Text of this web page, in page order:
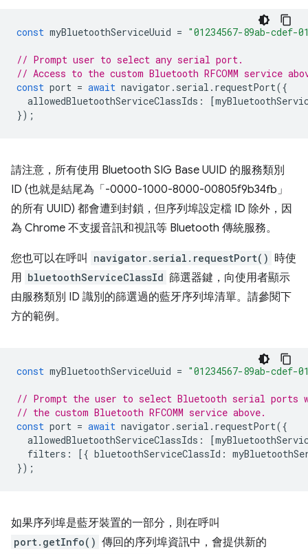
const myBluetoothServiceUuid = "01234567-89ab-cdef-
// Prompt user to select any serial port.
// Access to the custom Bluetooth RFCOMM service
const port = await navigator . serial . requestPort({
allowedBluetoothServiceClassIds : [
});
請注意，所有使用 Bluetooth SIG Base UUID 的服務類別
ID (也就是結尾為「-0000-1000-8000-00805f9b34fb」
的所有 UUID) 都會遭到封鎖，但序列埠設定檔 ID 除外，因
為 Chrome 不支援音訊和視訊等 Bluetooth 傳統服務。
您也可以在呼叫 navigator.serial.requestPort() 時使
用 bluetoothServiceClassId 篩選器鍵，向使用者顯示
由服務類別 ID 識別的篩選過的藍牙序列埠清單。請參閱下
方的範例。
const myBluetoothServiceUuid = "01234567-89ab-cdef-
// Prompt the user to select Bluetooth serial ports
// the custom Bluetooth RFCOMM service above.
const port = await navigator . serial . requestPort({
allowedBluetoothServiceClassIds : [
filters : [{ bluetoothServiceClassId :
});
如果序列埠是藍牙裝置的一部分，則在呼叫
port.getInfo() 傳回的序列埠資訊中，會提供新的